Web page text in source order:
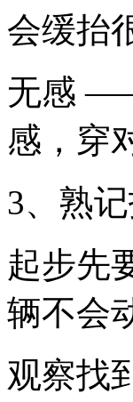
会缓抬
无感
感，穿
3、熟
起步先
辆不会
观察找